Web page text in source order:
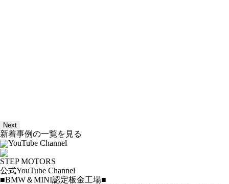
Next
新着事例の一覧を見る
YouTube Channel
STEP MOTORS
公式YouTube Channel
■BMW＆MINI認定板金工場■